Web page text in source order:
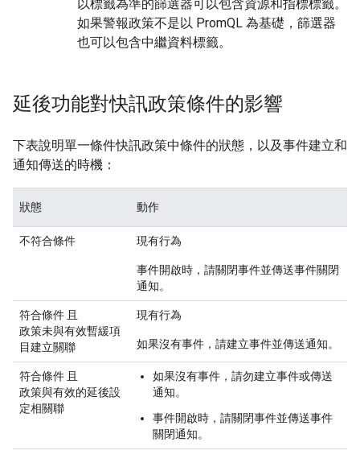
以標籤為準的篩選器可以包含資源和指標標籤。
如果警報政策不是以 PromQL 為基礎，篩選器
也可以包含中繼資料標籤。
延後功能對快訊政策條件的影響
下表說明單一條件快訊政策中條件的狀態，以及事件建立和
通知傳送的時機：
狀態 動作
不符合條件 現有行為
事件開啟時，請關閉事件並傳送事件關閉
通知。
符合條件 且
政策未與有效暫緩項
目建立關聯
現有行為
如果沒有事件，請建立事件並傳送通知。
符合條件 且
政策與有效的延後設
定相關聯
如果沒有事件，請勿建立事件或傳送
通知。
事件開啟時，請關閉事件並傳送事件
關閉通知。